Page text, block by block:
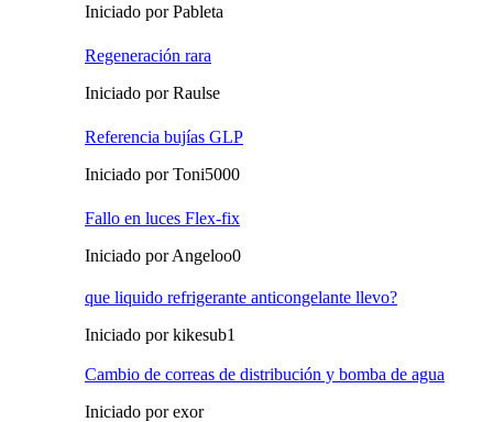
Iniciado por Pableta
Regeneración rara
Iniciado por Raulse
Referencia bujías GLP
Iniciado por Toni5000
Fallo en luces Flex-fix
Iniciado por Angeloo0
que liquido refrigerante anticongelante llevo?
Iniciado por kikesub1
Cambio de correas de distribución y bomba de agua
Iniciado por exor